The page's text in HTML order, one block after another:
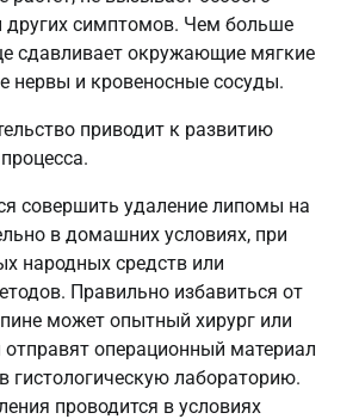
других симптомов. Чем больше
сдавливает окружающие мягкие
нервы и кровеносные сосуды.
приводит к развитию
совершить удаление липомы на
в домашних условиях, при
народных средств или
Правильно избавиться от
может опытный хирург или
операционный материал
гистологическую лабораторию.
проводится в условиях